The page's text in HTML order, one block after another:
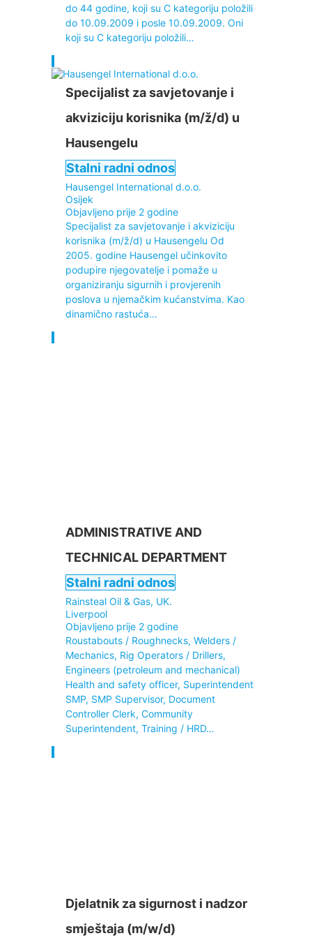
do 44 godine, koji su C kategoriju položili
do 10.09.2009 i posle 10.09.2009. Oni
koji su C kategoriju položili…
Specijalist za savjetovanje i
akviziciju korisnika (m/ž/d) u
Hausengelu
Stalni radni odnos
Hausengel International d.o.o.
Osijek
Objavljeno prije 2 godine
Specijalist za savjetovanje i akviziciju
korisnika (m/ž/d) u Hausengelu Od
2005. godine Hausengel učinkovito
podupire njegovatelje i pomaže u
organiziranju sigurnih i provjerenih
poslova u njemačkim kućanstvima. Kao
dinamično rastuća…
ADMINISTRATIVE AND
TECHNICAL DEPARTMENT
Stalni radni odnos
Rainsteal Oil & Gas, UK.
Liverpool
Objavljeno prije 2 godine
Roustabouts / Roughnecks, Welders /
Mechanics, Rig Operators / Drillers,
Engineers (petroleum and mechanical)
Health and safety officer, Superintendent
SMP, SMP Supervisor, Document
Controller Clerk, Community
Superintendent, Training / HRD…
Djelatnik za sigurnost i nadzor
smještaja (m/w/d)